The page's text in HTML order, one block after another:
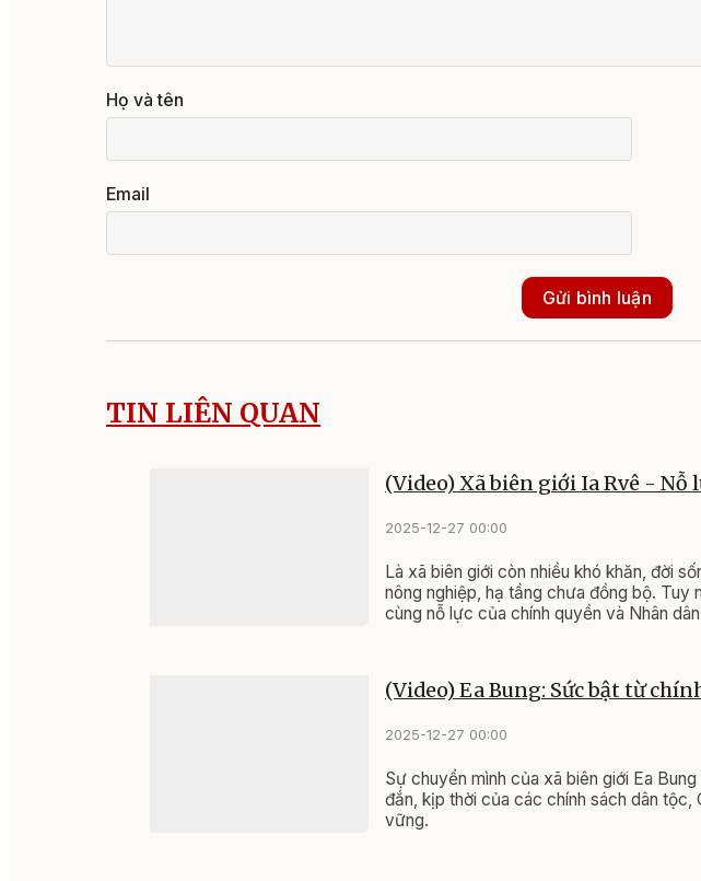
Họ và tên
Email
Gửi bình luận
TIN LIÊN QUAN
(Video) Xã biên giới Ia Rvê - Nỗ
2025-12-27 00:00
Là xã biên giới còn nhiều khó khăn, đời
nông nghiệp, hạ tầng chưa đồng bộ.
cùng nỗ lực của chính quyền và Nhân
(Video) Ea Bung: Sức bật từ
2025-12-27 00:00
Sự chuyển mình của xã biên giới Ea
đắn, kịp thời của các chính sách dân tộc,
vững.